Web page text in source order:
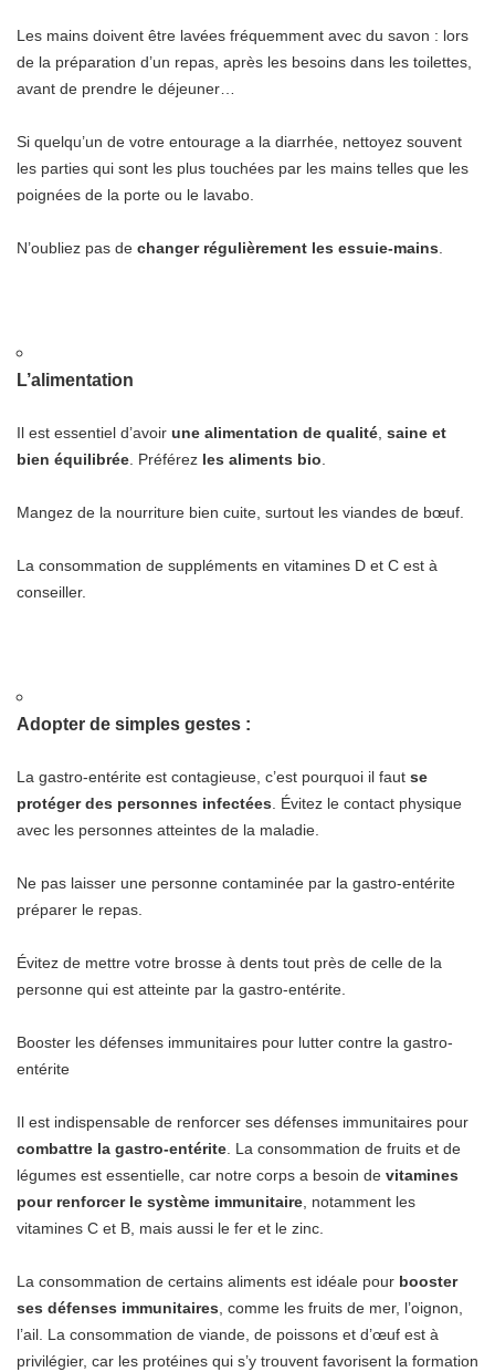
Les mains doivent être lavées fréquemment avec du savon : lors
de la préparation d’un repas, après les besoins dans les toilettes,
avant de prendre le déjeuner…
Si quelqu’un de votre entourage a la diarrhée, nettoyez souvent
les parties qui sont les plus touchées par les mains telles que les
poignées de la porte ou le lavabo.
N’oubliez pas de changer régulièrement les essuie-mains.
L’alimentation
Il est essentiel d’avoir une alimentation de qualité, saine et
bien équilibrée. Préférez les aliments bio.
Mangez de la nourriture bien cuite, surtout les viandes de bœuf.
La consommation de suppléments en vitamines D et C est à
conseiller.
Adopter de simples gestes :
La gastro-entérite est contagieuse, c’est pourquoi il faut se
protéger des personnes infectées. Évitez le contact physique
avec les personnes atteintes de la maladie.
Ne pas laisser une personne contaminée par la gastro-entérite
préparer le repas.
Évitez de mettre votre brosse à dents tout près de celle de la
personne qui est atteinte par la gastro-entérite.
Booster les défenses immunitaires pour lutter contre la gastro-
entérite
Il est indispensable de renforcer ses défenses immunitaires pour
combattre la gastro-entérite. La consommation de fruits et de
légumes est essentielle, car notre corps a besoin de vitamines
pour renforcer le système immunitaire, notamment les
vitamines C et B, mais aussi le fer et le zinc.
La consommation de certains aliments est idéale pour booster
ses défenses immunitaires, comme les fruits de mer, l’oignon,
l’ail. La consommation de viande, de poissons et d’œuf est à
privilégier, car les protéines qui s’y trouvent favorisent la formation